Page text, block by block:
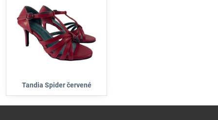
Tandia Spider červené